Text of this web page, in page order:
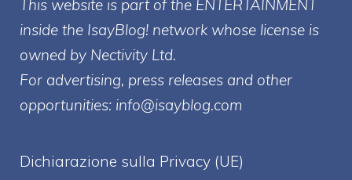
This website is part of the ENTERTAINMENT
inside the IsayBlog! network whose license is
owned by Nectivity Ltd.
For advertising, press releases and other
opportunities: info@isayblog.com
Dichiarazione sulla Privacy (UE)